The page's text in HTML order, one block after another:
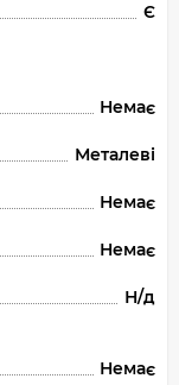
Є
Немає
Металеві
Немає
Немає
Н/д
Немає